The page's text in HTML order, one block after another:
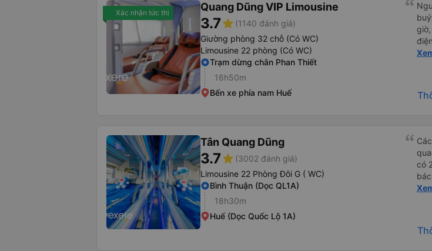
Xác nhận tức thì Quang Dũng VIP Limousine
3.7star (1140 đánh giá)
Giường phòng 32 chỗ (Có WC)
Limousine 22 phòng (Có WC)
Trạm dừng chân Phan Thiết
16h50m
Bến xe phía nam Huế
tôi
Tân Quang Dũng
3.7star (3002 đánh giá)
Limousine 22 Phòng Đôi G ( WC)
Bình Thuận (Dọc QL1A)
18h30m
Huế (Dọc Quốc Lộ 1A)
quan
có
bị
thì